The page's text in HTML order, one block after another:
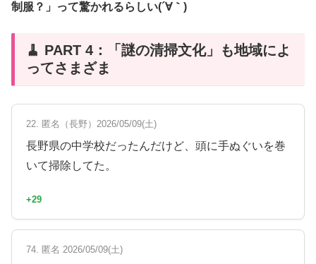
制服？」って驚かれるらしい(´∀｀)
🧹 PART 4：「謎の清掃文化」も地域によ
ってさまざま
22. 匿名（長野）2026/05/09(土)
長野県の中学校だったんだけど、頭に手ぬぐいを巻
いて掃除してた。
+29
74. 匿名 2026/05/09(土)